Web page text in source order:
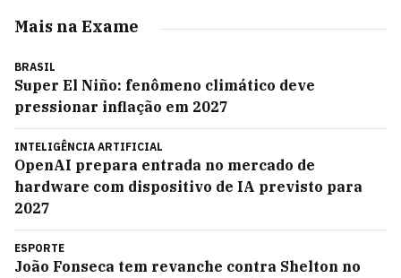
Mais na Exame
BRASIL
Super El Niño: fenômeno climático deve
pressionar inflação em 2027
INTELIGÊNCIA ARTIFICIAL
OpenAI prepara entrada no mercado de
hardware com dispositivo de IA previsto para
2027
ESPORTE
João Fonseca tem revanche contra Shelton no